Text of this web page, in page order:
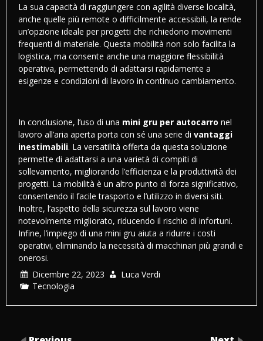
La sua capacità di raggiungere con agilità diverse località,
anche quelle più remote o difficilmente accessibili, la rende
un’opzione ideale per progetti che richiedono movimenti
frequenti di materiale. Questa mobilità non solo facilita la
logistica, ma consente anche una maggiore flessibilità
operativa, permettendo di adattarsi rapidamente a
esigenze e condizioni di lavoro in continuo cambiamento.
In conclusione, l’uso di una mini gru per autocarro nel
lavoro all’aria aperta porta con sé una serie di vantaggi
inestimabili. La versatilità offerta da questa soluzione
permette di adattarsi a una varietà di compiti di
sollevamento, migliorando l’efficienza e la produttività dei
progetti. La mobilità è un altro punto di forza significativo,
consentendo il facile trasporto e l’utilizzo in diversi siti.
Inoltre, l’aspetto della sicurezza sul lavoro viene
notevolmente migliorato, riducendo il rischio di infortuni.
Infine, l’impiego di una mini gru aiuta a ridurre i costi
operativi, eliminando la necessità di macchinari più grandi e
onerosi.
Dicembre 22, 2023
Luca Verdi
Tecnologia